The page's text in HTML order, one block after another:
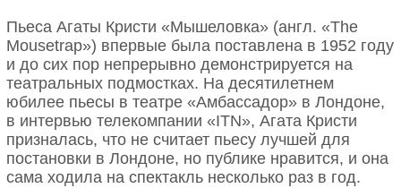
Пьеса Агаты Кристи «Мышеловка» (англ. «The
Mousetrap») впервые была поставлена в 1952 году
и до сих пор непрерывно демонстрируется на
театральных подмостках. На десятилетнем
юбилее пьесы в театре «Амбассадор» в Лондоне,
в интервью телекомпании «ITN», Агата Кристи
призналась, что не считает пьесу лучшей для
постановки в Лондоне, но публике нравится, и она
сама ходила на спектакль несколько раз в год.